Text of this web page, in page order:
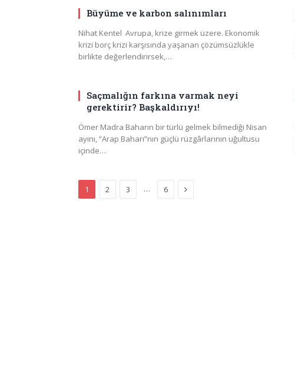
Büyüme ve karbon salınımları
Nihat Kentel Avrupa, krize girmek üzere. Ekonomik
krizi borç krizi karşısında yaşanan çözümsüzlükle
birlikte değerlendirirsek,…
Saçmalığın farkına varmak neyi
gerektirir? Başkaldırıyı!
Ömer Madra Baharın bir türlü gelmek bilmediği Nisan
ayını, “Arap Baharı”nın güçlü rüzgârlarının uğultusu
içinde…
1 2 3 … 6 Next